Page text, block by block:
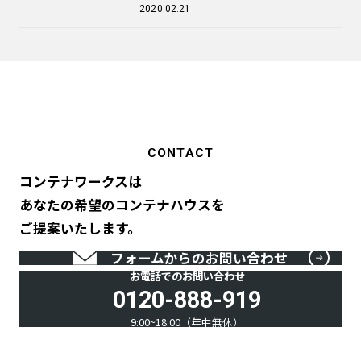
2020.02.21
CONTACT
コンテナワークスは
あなたの希望のコンテナハウスを
ご提案いたします。
フォームからのお問い合わせ
お電話でのお問い合わせ
0120-888-919
9:00~18:00（年中無休）